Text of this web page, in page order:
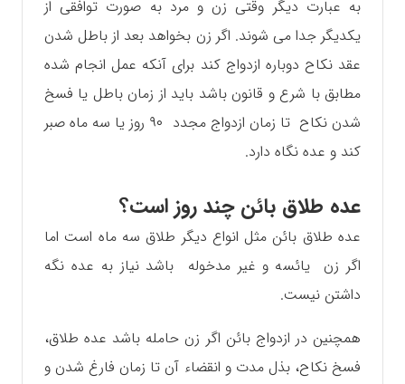
به عبارت دیگر وقتی زن و مرد به صورت توافقی از
یکدیگر جدا می شوند. اگر زن بخواهد بعد از باطل شدن
عقد نکاح دوباره ازدواج کند برای آنکه عمل انجام شده
مطابق با شرع و قانون باشد باید از زمان باطل یا فسخ
شدن نکاح تا زمان ازدواج مجدد ۹۰ روز یا سه ماه صبر
کند و عده نگاه دارد.
عده طلاق بائن چند روز است؟
عده طلاق بائن مثل انواع دیگر طلاق سه ماه است اما
اگر زن یائسه و غیر مدخوله باشد نیاز به عده نگه
داشتن نیست.
همچنین در ازدواج بائن اگر زن حامله باشد عده طلاق،
فسخ نکاح، بذل مدت و انقضاء آن تا زمان فارغ شدن و